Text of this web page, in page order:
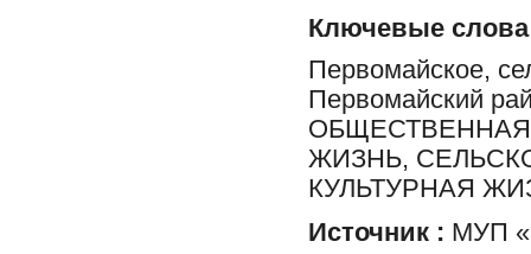
Ключевые слова
Первомайское,
Первомайский
ЖИЗНЬ,
КУЛЬТУРНАЯ
Источник : МУП